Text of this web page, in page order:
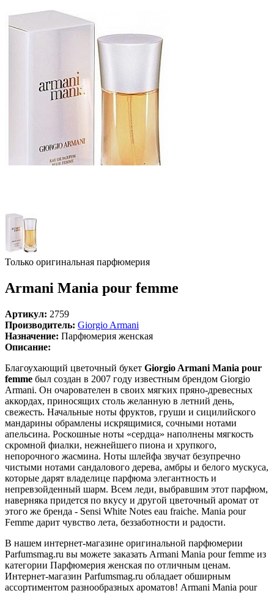
Только оригинальная парфюмерия
Armani Mania pour femme
Артикул: 2759
Производитель: Giorgio Armani
Назначение: Парфюмерия женская
Описание:
Благоухающий цветочный букет Giorgio Armani Mania pour
femme был создан в 2007 году известным брендом Giorgio
Armani. Он очарователен в своих мягких пряно-древесных
аккордах, приносящих столь желанную в летний день,
свежесть. Начальные ноты фруктов, груши и сицилийского
мандарины обрамлены искрящимися, сочными нотами
апельсина. Роскошные ноты «сердца» наполнены мягкость
скромной фиалки, нежнейшего пиона и хрупкого,
непорочного жасмина. Ноты шлейфа звучат безупречно
чистыми нотами сандалового дерева, амбры и белого мускуса,
которые дарят владелице парфюма элегантность и
непревзойденный шарм. Всем леди, выбравшим этот парфюм,
наверняка придется по вкусу и другой цветочный аромат от
этого же бренда - Sensi White Notes eau fraiche. Mania pour
Femme дарит чувство лета, беззаботности и радости.
В нашем интернет-магазине оригинальной парфюмерии
Parfumsmag.ru вы можете заказать Armani Mania pour femme из
категории Парфюмерия женская по отличным ценам.
Интернет-магазин Parfumsmag.ru обладает обширным
ассортиментом разнообразных ароматов! Armani Mania pour